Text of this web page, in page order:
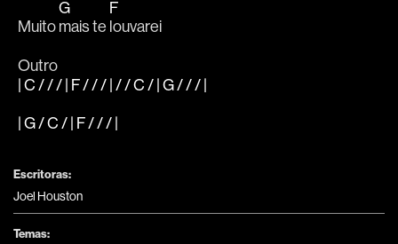
Muito
G
mais te
F
louvarei
Outro
| C / / / | F / / / | / / C / | G / / / |
| G / C / | F / / / |
Escritoras:
Joel Houston
Temas: